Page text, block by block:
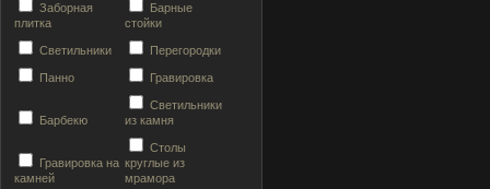
Заборная
плитка
Барные
стойки
Светильники Перегородки
Панно Гравировка
Барбекю
Светильники
из камня
Гравировка на
камней
Столы
круглые из
мрамора